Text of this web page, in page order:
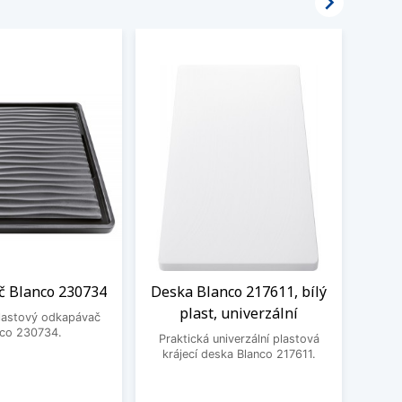
Blanco 230734
odkapávač
230734.
Deska Blanco 217611, bílý
plast, univerzální
Praktická univerzální plastová
krájecí deska Blanco 217611.